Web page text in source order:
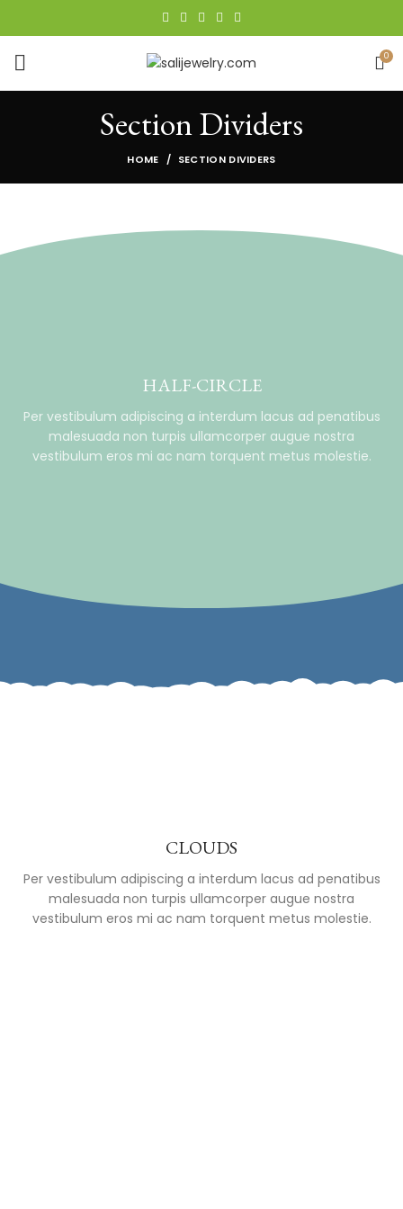
0
Section Dividers
HOME SECTION DIVIDERS
HALF-CIRCLE
Per vestibulum adipiscing a interdum lacus ad penatibus
malesuada non turpis ullamcorper augue nostra
vestibulum eros mi ac nam torquent metus molestie.
CLOUDS
Per vestibulum adipiscing a interdum lacus ad penatibus
malesuada non turpis ullamcorper augue nostra
vestibulum eros mi ac nam torquent metus molestie.